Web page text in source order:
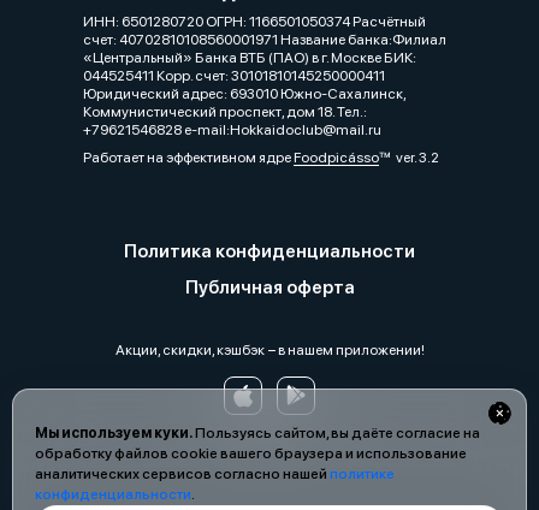
Мы используем куки.Пользуясь сайтом, вы даёте согласие на
обработку файлов cookie вашего браузера и использование
аналитических сервисов согласно нашей политике
конфиденциальности.
ИНН: 6501280720 ОГРН: 1166501050374 Расчётный
счет: 40702810108560001971 Название банка:Филиал
«Центральный» Банка ВТБ (ПАО) в г. Москве БИК:
044525411 Корр. счет: 30101810145250000411
Юридический адрес: 693010 Южно-Сахалинск,
Коммунистический проспект, дом 18. Тел.:
+79621546828 e-mail:Hokkaidoclub@mail.ru
Работает на эффективном ядреFoodpicássover. 3.2
Политика конфиденциальности
Публичная оферта
Акции, скидки, кэшбэк − в нашем приложении!